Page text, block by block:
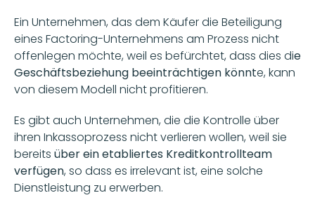
Ein Unternehmen, das dem Käufer die Beteiligung
eines Factoring-Unternehmens am Prozess nicht
offenlegen möchte, weil es befürchtet, dass dies die
Geschäftsbeziehung beeinträchtigen könnte, kann
von diesem Modell nicht profitieren.
Es gibt auch Unternehmen, die die Kontrolle über
ihren Inkassoprozess nicht verlieren wollen, weil sie
bereits über ein etabliertes Kreditkontrollteam
verfügen, so dass es irrelevant ist, eine solche
Dienstleistung zu erwerben.